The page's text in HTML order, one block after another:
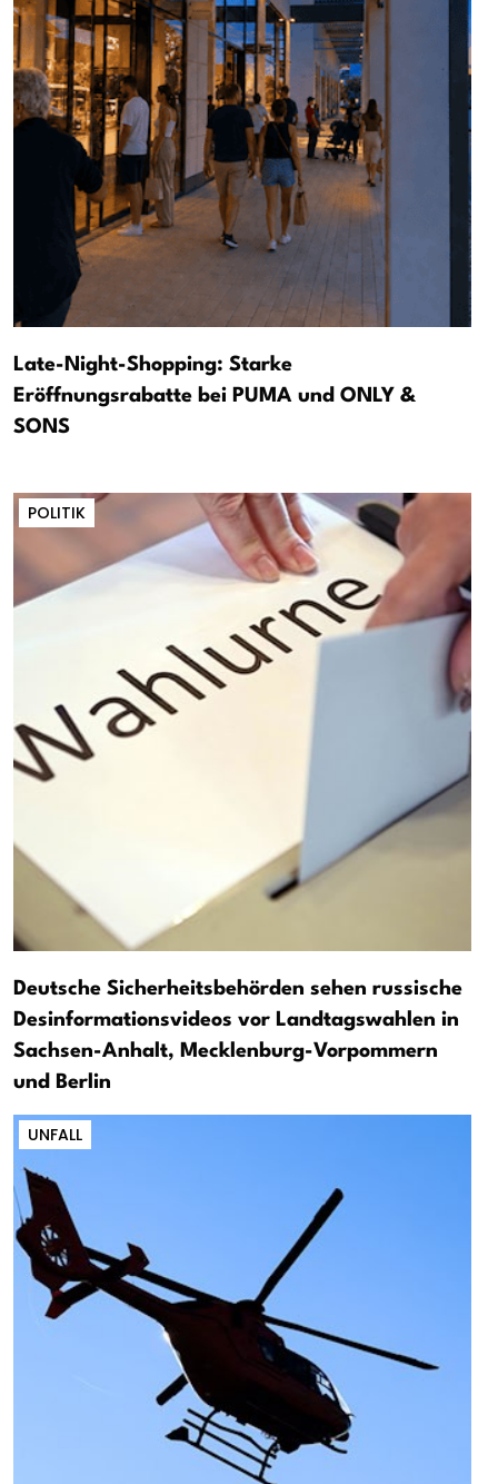
Late-Night-Shopping: Starke
Eröffnungsrabatte bei PUMA und ONLY &
SONS
POLITIK
Deutsche Sicherheitsbehörden sehen russische
Desinformationsvideos vor Landtagswahlen in
Sachsen-Anhalt, Mecklenburg-Vorpommern
und Berlin
UNFALL